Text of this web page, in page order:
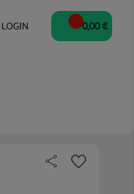
LOGIN 0,00 €